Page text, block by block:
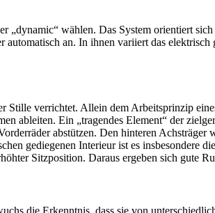
„dynamic“ wählen. Das System orientiert
an. In ihnen variiert das
Stille verrichtet. Allein dem Arbeitsprinzip
ableiten. Ein „tragendes Element“ der
abstützen. Den hinteren
gediegenen Interieur ist es insbesondere
Sitzposition. Daraus ergeben sich gute
die Erkenntnis, dass sie von